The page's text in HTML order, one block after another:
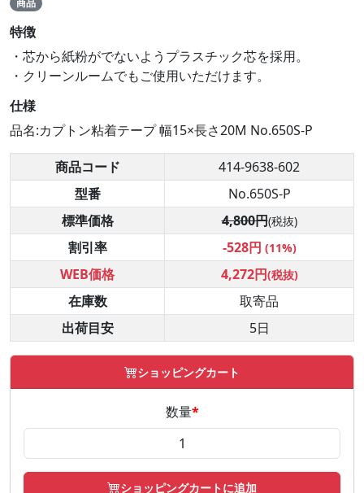
商品
特徴
・芯から紙粉がでないようプラスチック芯を採用。
・クリーンルームでもご使用いただけます。
仕様
品名:カプトン粘着テープ 幅15×長さ20M No.650S-P
商品コード
414-9638-602
型番
No.650S-P
標準価格
4,800円(税抜)
割引率 -528円 (11%)
WEB価格 4,272円(税抜)
在庫数
取寄品
出荷目安
5日
ショッピングカート
数量*
ショッピングカートに追加